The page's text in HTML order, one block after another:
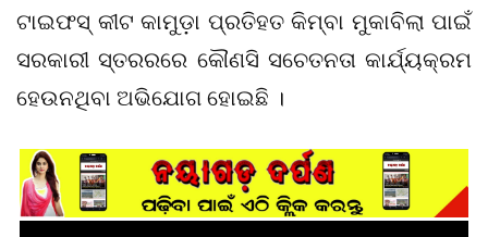
ଟାଇଫସ୍‌ କୀଟ କାମୁଡ଼ା ପ୍ରତିହତ କିମ୍ବା ମୁକାବିଲା ପାଇଁ
ସରକାରୀ ସ୍ତରରରେ କୌଣସି ସଚେତନତା କାର୍ଯ୍ୟକ୍ରମ
ହେଉନଥିବା ଅଭିଯୋଗ ହୋଇଛି ।